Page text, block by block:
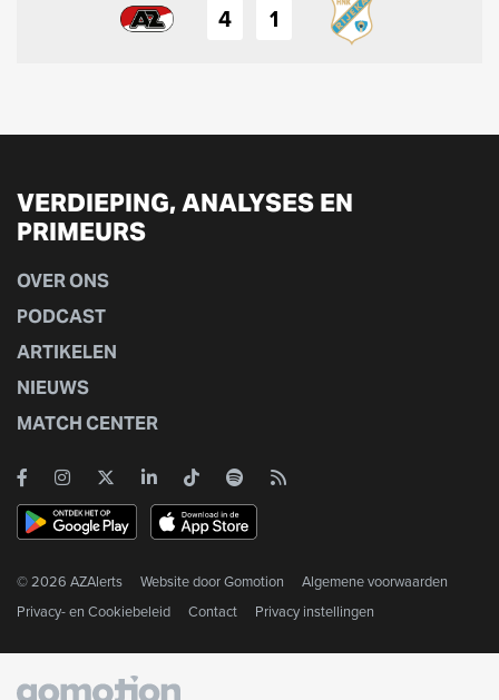
4 1
VERDIEPING, ANALYSES EN
PRIMEURS
OVER ONS
PODCAST
ARTIKELEN
NIEUWS
MATCH CENTER
© 2026 AZAlerts Website doorGomotion
Algemene voorwaarden
Privacy- en Cookiebeleid
Contact Privacy instellingen